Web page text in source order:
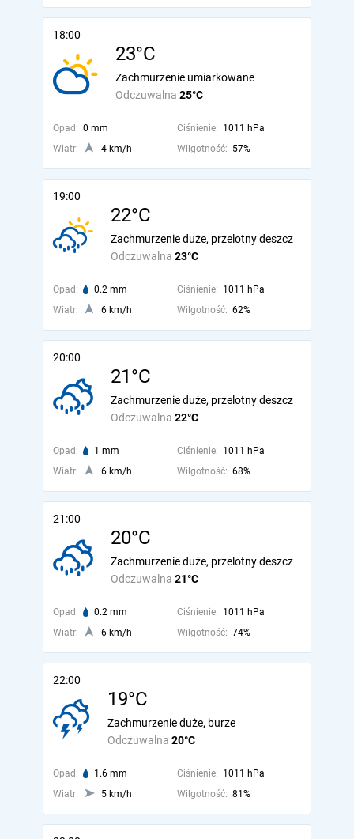
18:00
23°C
Odczuwalna 25°C
Zachmurzenie umiarkowane
Opad: 0 mm Ciśnienie: 1011 hPa
Wiatr:
4 km/h Wilgotność: 57%
19:00
22°C
Odczuwalna 23°C
Zachmurzenie duże, przelotny deszcz
Opad: 0.2 mm Ciśnienie: 1011 hPa
Wiatr:
6 km/h Wilgotność: 62%
20:00
21°C
Odczuwalna 22°C
Zachmurzenie duże, przelotny deszcz
Opad: 1 mm Ciśnienie: 1011 hPa
Wiatr:
6 km/h Wilgotność: 68%
21:00
20°C
Odczuwalna 21°C
Zachmurzenie duże, przelotny deszcz
Opad: 0.2 mm Ciśnienie: 1011 hPa
Wiatr:
6 km/h Wilgotność: 74%
22:00
19°C
Odczuwalna 20°C
Zachmurzenie duże, burze
Opad: 1.6 mm Ciśnienie: 1011 hPa
Wiatr:
5 km/h Wilgotność: 81%